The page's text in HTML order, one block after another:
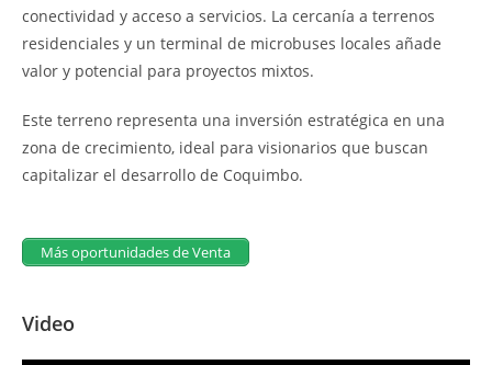
conectividad y acceso a servicios. La cercanía a terrenos
residenciales y un terminal de microbuses locales añade
valor y potencial para proyectos mixtos.
Este terreno representa una inversión estratégica en una
zona de crecimiento, ideal para visionarios que buscan
capitalizar el desarrollo de Coquimbo.
Más oportunidades de Venta
Video